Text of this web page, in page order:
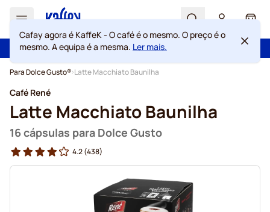
Ir para o Conteúdo
Search Cart
Portes grátis acima de 49 €
Garantia de preços sempre justos
100 dias de direito de rescisão
Com a confiança de mais de 2 000 000 de clientes
Cafay agora é KaffeK - O café é o mesmo. O preço é o
mesmo. A equipa é a mesma. Ler mais.
Para Dolce Gusto® Latte Macchiato Baunilha
Café René
Latte Macchiato Baunilha
16 cápsulas para Dolce Gusto
4.2(438)